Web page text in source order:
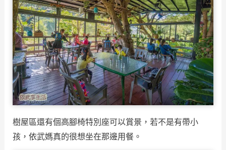
樹屋區還有個高腳椅特別座可以賞景，若不是有帶小
孩，依武媽真的很想坐在那邊用餐。